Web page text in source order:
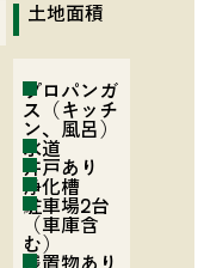
土地面積
プロパンガ
ス（キッチ
ン、風呂）
水道
井戸あり
浄化槽
駐車場2台
（車庫含
む）
残置物あり